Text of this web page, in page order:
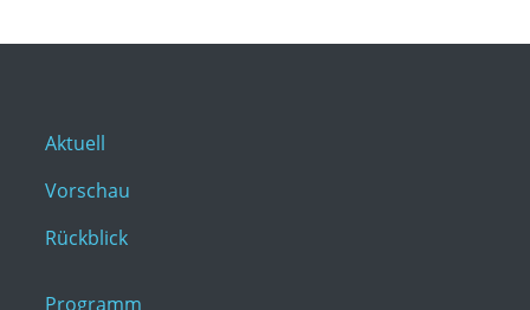
Aktuell
Vorschau
Rückblick
Programm